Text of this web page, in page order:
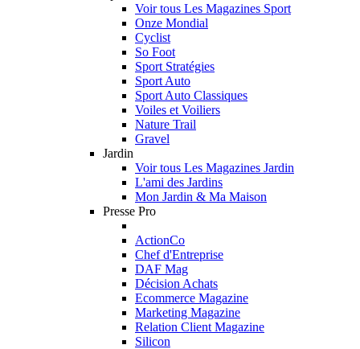
Voir tous Les Magazines Sport
Onze Mondial
Cyclist
So Foot
Sport Stratégies
Sport Auto
Sport Auto Classiques
Voiles et Voiliers
Nature Trail
Gravel
Jardin
Voir tous Les Magazines Jardin
L'ami des Jardins
Mon Jardin & Ma Maison
Presse Pro
ActionCo
Chef d'Entreprise
DAF Mag
Décision Achats
Ecommerce Magazine
Marketing Magazine
Relation Client Magazine
Silicon